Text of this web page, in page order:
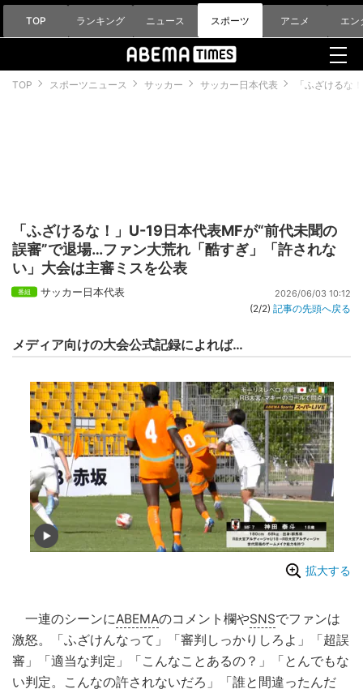
TOP ランキング ニュース スポーツ アニメ エン
TOP スポーツニュース サッカー サッカー日本代表 「ふざけるな
「ふざけるな！」U-19日本代表MFが“前代未聞の
誤審”で退場…ファン大荒れ「酷すぎ」「許されな
い」大会は主審ミスを公表
サッカー日本代表 2026/06/03 10:12
(2/2) 記事の先頭へ戻る
メディア向けの大会公式記録によれば…
拡大する
一連のシーンにABEMAのコメント欄やSNSでファンは
激怒。「ふざけんなって」「審判しっかりしろよ」「超誤
審」「適当な判定」「こんなことあるの？」「とんでもな
い判定。こんなの許されないだろ」「誰と間違ったんだ